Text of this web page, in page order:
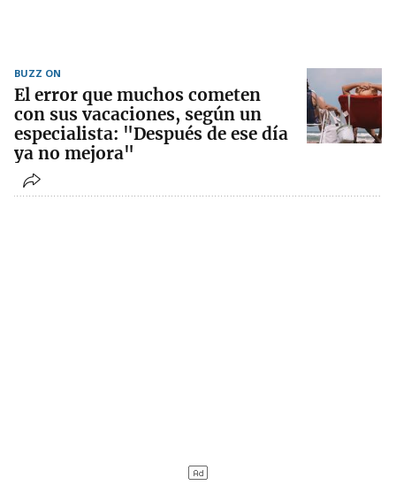
BUZZ ON
El error que muchos cometen
con sus vacaciones, según un
especialista: "Después de ese día
ya no mejora"